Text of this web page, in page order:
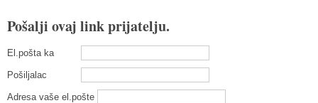
Pošalji ovaj link prijatelju.
El.pošta ka
Pošiljalac
Adresa vaše el.pošte